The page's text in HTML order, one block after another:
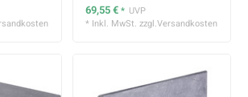
69,55 €* UVP
* Inkl. MwSt. zzgl.Versandkosten